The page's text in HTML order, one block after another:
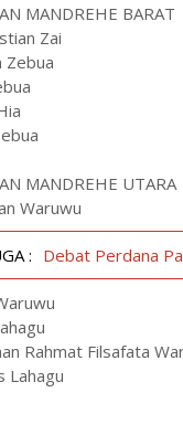
MANDREHE BARAT
Zai
Zebua
MANDREHE UTARA
Waruwu
: Debat Perdana
Rahmat Filsafata
Lahagu